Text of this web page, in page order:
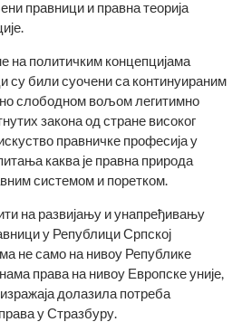
правници и правна теорија
на политичким концепцијама
су били суочени са континуираним
слободном вољом легитимно
закона од стране високог
правничке професија у
каква је правна природа
системом и поретком.
на развијању и унапређивању
у Републици Српској
не само на нивоу Републике
права на нивоу Европске уније,
долазила потреба
у Стразбуру.